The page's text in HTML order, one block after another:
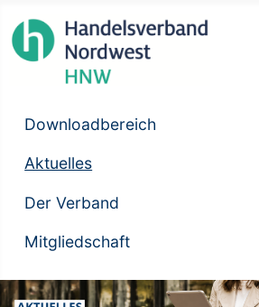
Downloadbereich
Aktuelles
Der Verband
Mitgliedschaft